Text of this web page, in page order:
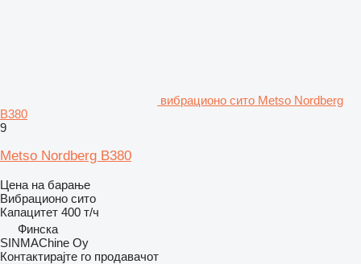
вибрационо сито Metso Nordberg
B380
9
Metso Nordberg B380
Цена на барање
Вибрационо сито
Капацитет 400 т/ч
Финска
SINMAChine Oy
Контактирајте го продавачот